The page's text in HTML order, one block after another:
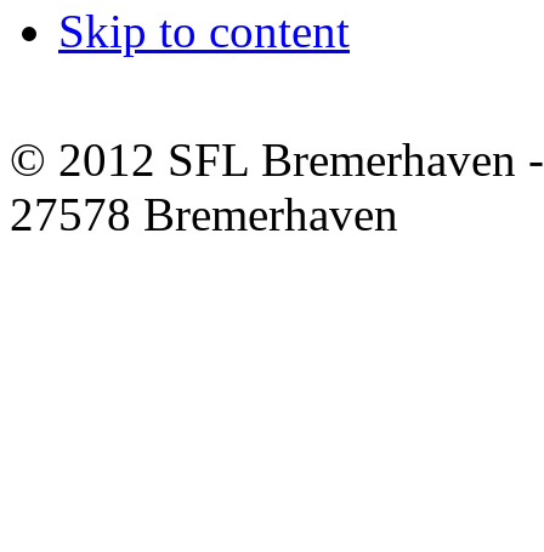
Skip to content
© 2012 SFL Bremerhaven
27578 Bremerhaven